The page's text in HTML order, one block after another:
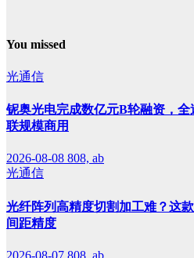
You missed
光通信
铌奥光电完成数亿元B轮融资，
联规模商用
2026-08-08 808, ab
光通信
光纤阵列高精度切割加工难？这
间距精度
2026-08-07 808, ab